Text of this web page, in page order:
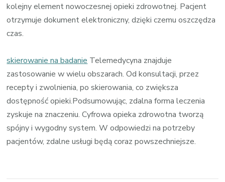
kolejny element nowoczesnej opieki zdrowotnej. Pacjent
otrzymuje dokument elektroniczny, dzięki czemu oszczędza
czas.
skierowanie na badanie Telemedycyna znajduje
zastosowanie w wielu obszarach. Od konsultacji, przez
recepty i zwolnienia, po skierowania, co zwiększa
dostępność opieki.Podsumowując, zdalna forma leczenia
zyskuje na znaczeniu. Cyfrowa opieka zdrowotna tworzą
spójny i wygodny system. W odpowiedzi na potrzeby
pacjentów, zdalne usługi będą coraz powszechniejsze.